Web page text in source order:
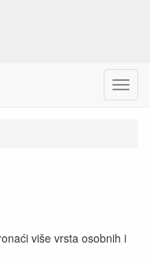
Menu
više vrsta osobnih i